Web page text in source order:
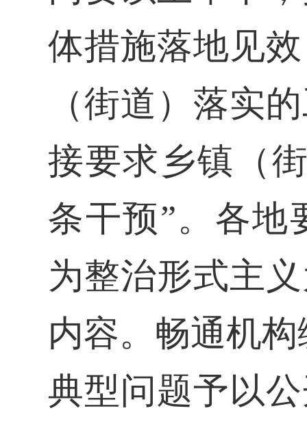
体措施落地见
（街道）落实
接要求乡镇（
条干预”。各地
为整治形式主
内容。畅通机构
典型问题予以